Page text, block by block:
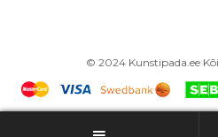
© 2024 Kunstipada.ee